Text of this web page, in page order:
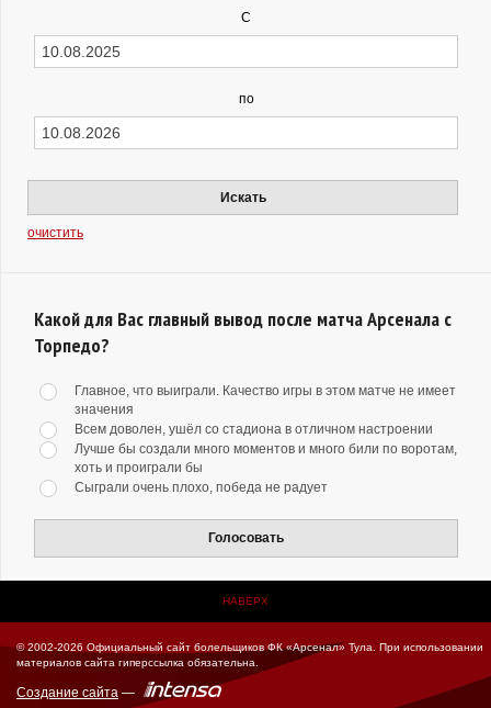
С
по
Искать
очистить
Какой для Вас главный вывод после матча Арсенала с
Торпедо?
Главное, что выиграли. Качество игры в этом матче не имеет
значения
Всем доволен, ушёл со стадиона в отличном настроении
Лучше бы создали много моментов и много били по воротам,
хоть и проиграли бы
Сыграли очень плохо, победа не радует
Голосовать
НАВЕРХ
© 2002-2026 Официальный сайт болельщиков ФК «Арсенал» Тула.
При использовании
материалов сайта гиперссылка обязательна.
Создание сайта —